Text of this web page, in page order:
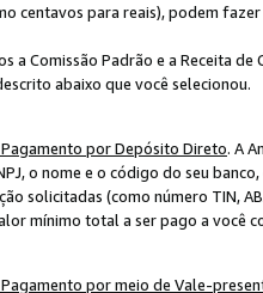
centavos para reais), podem
a Comissão Padrão e a Receita
abaixo que você selecionou.
por Depósito Direto. A
o nome e o código do seu
solicitadas (como número TIN,
mínimo total a ser pago a você
por meio de Vale-